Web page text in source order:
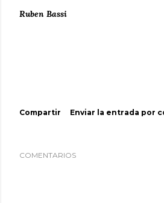
Ruben Bassi
Compartir Enviar la entrada por
COMENTARIOS